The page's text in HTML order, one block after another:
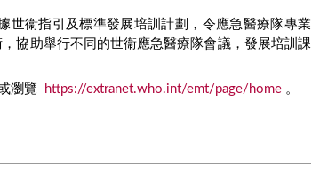
世衞指引及標準發展培訓計劃，令應急醫療隊專業
協助舉行不同的世衞應急醫療隊會議，發展培訓課
瀏覽 https://extranet.who.int/emt/page/home 。